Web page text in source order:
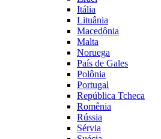
Itália
Lituânia
Macedônia
Malta
Noruega
País de Gales
Polônia
Portugal
República Tcheca
Romênia
Rússia
Sérvia